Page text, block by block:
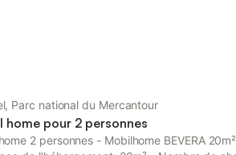
Parc national du Mercantour
home pour 2 personnes
2 personnes - Mobilhome BEVERA